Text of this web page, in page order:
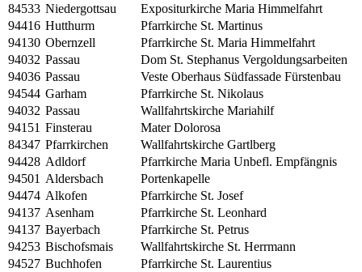
84533 Niedergottsau
Expositurkirche Maria Himmelfahrt
94416 Hutthurm
Pfarrkirche St. Martinus
94130 Obernzell
Pfarrkirche St. Maria Himmelfahrt
94032 Passau
Dom St. Stephanus Vergoldungsarbeiten
94036 Passau
Veste Oberhaus Südfassade Fürstenbau
94544 Garham
Pfarrkirche St. Nikolaus
94032 Passau
Wallfahrtskirche Mariahilf
94151 Finsterau
Mater Dolorosa
84347 Pfarrkirchen
Wallfahrtskirche Gartlberg
94428 Adldorf
Pfarrkirche Maria Unbefl. Empfängnis
94501 Aldersbach
Portenkapelle
94474 Alkofen
Pfarrkirche St. Josef
94137 Asenham
Pfarrkirche St. Leonhard
94137 Bayerbach
Pfarrkirche St. Petrus
94253 Bischofsmais
Wallfahrtskirche St. Herrmann
94527 Buchhofen
Pfarrkirche St. Laurentius